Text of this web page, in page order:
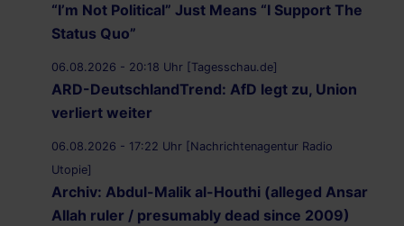
“I’m Not Political” Just Means “I Support The
Status Quo”
06.08.2026 - 20:18 Uhr [Tagesschau.de]
ARD-DeutschlandTrend: AfD legt zu, Union
verliert weiter
06.08.2026 - 17:22 Uhr [Nachrichtenagentur Radio
Utopie]
Archiv: Abdul-Malik al-Houthi (alleged Ansar
Allah ruler / presumably dead since 2009)